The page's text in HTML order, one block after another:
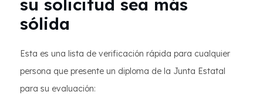
su solicitud sea más
sólida
Esta es una lista de verificación rápida para cualquier
persona que presente un diploma de la Junta Estatal
para su evaluación: